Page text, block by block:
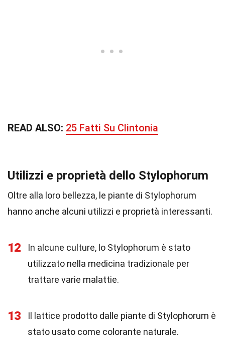
READ ALSO: 25 Fatti Su Clintonia
Utilizzi e proprietà dello Stylophorum
Oltre alla loro bellezza, le piante di Stylophorum
hanno anche alcuni utilizzi e proprietà interessanti.
12
In alcune culture, lo Stylophorum è stato
utilizzato nella medicina tradizionale per
trattare varie malattie.
13
Il lattice prodotto dalle piante di Stylophorum è
stato usato come colorante naturale.